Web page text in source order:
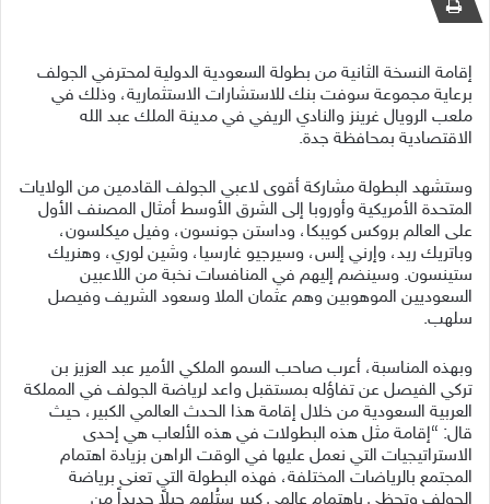
إقامة النسخة الثانية من بطولة السعودية الدولية لمحترفي الجولف
برعاية مجموعة سوفت بنك للاستشارات الاستثمارية، وذلك في
ملعب الرويال غرينز والنادي الريفي في مدينة الملك عبد الله
الاقتصادية بمحافظة جدة.
وستشهد البطولة مشاركة أقوى لاعبي الجولف القادمين من الولايات
المتحدة الأمريكية وأوروبا إلى الشرق الأوسط أمثال المصنف الأول
على العالم بروكس كويبكا، وداستن جونسون، وفيل ميكلسون،
وباتريك ريد، وإرني إلس، وسيرجيو غارسيا، وشين لوري، وهنريك
ستينسون. وسينضم إليهم في المنافسات نخبة من اللاعبين
السعوديين الموهوبين وهم عثمان الملا وسعود الشريف وفيصل
سلهب.
وبهذه المناسبة، أعرب صاحب السمو الملكي الأمير عبد العزيز بن
تركي الفيصل عن تفاؤله بمستقبل واعد لرياضة الجولف في المملكة
العربية السعودية من خلال إقامة هذا الحدث العالمي الكبير، حيث
قال: “إقامة مثل هذه البطولات في هذه الألعاب هي إحدى
الاستراتيجيات التي نعمل عليها في الوقت الراهن بزيادة اهتمام
المجتمع بالرياضات المختلفة، فهذه البطولة التي تعنى برياضة